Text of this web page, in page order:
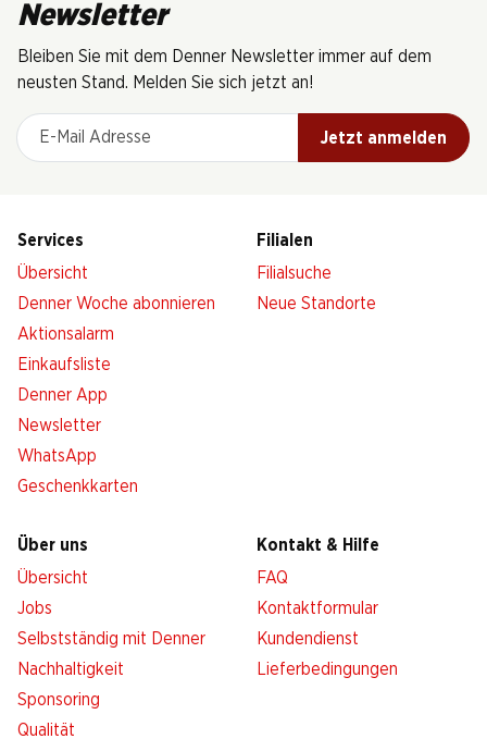
Newsletter
Bleiben Sie mit dem Denner Newsletter immer auf dem
neusten Stand. Melden Sie sich jetzt an!
E-Mail Adresse
Jetzt anmelden
Services
Übersicht
Denner Woche abonnieren
Aktionsalarm
Einkaufsliste
Denner App
Newsletter
WhatsApp
Geschenkkarten
Filialen
Filialsuche
Neue Standorte
Über uns
Übersicht
Jobs
Selbstständig mit Denner
Nachhaltigkeit
Sponsoring
Qualität
Kontakt & Hilfe
FAQ
Kontaktformular
Kundendienst
Lieferbedingungen